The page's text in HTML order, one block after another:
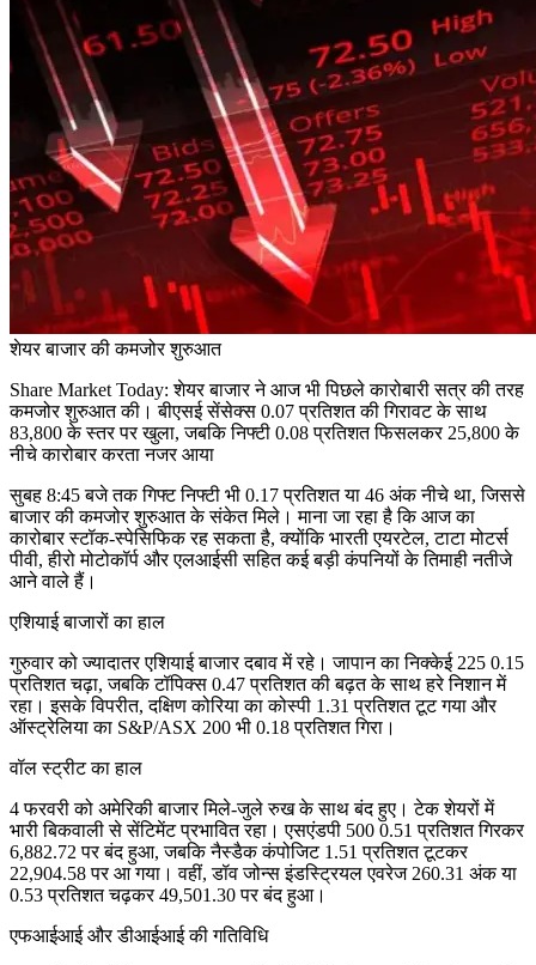
शेयर बाजार की कमजोर शुरुआत
Share Market Today: शेयर बाजार ने आज भी पिछले कारोबारी सत्र की तरह
कमजोर शुरुआत की। बीएसई सेंसेक्स 0.07 प्रतिशत की गिरावट के साथ
83,800 के स्तर पर खुला, जबकि निफ्टी 0.08 प्रतिशत फिसलकर 25,800 के
नीचे कारोबार करता नजर आया
सुबह 8:45 बजे तक गिफ्ट निफ्टी भी 0.17 प्रतिशत या 46 अंक नीचे था, जिससे
बाजार की कमजोर शुरुआत के संकेत मिले। माना जा रहा है कि आज का
कारोबार स्टॉक-स्पेसिफिक रह सकता है, क्योंकि भारती एयरटेल, टाटा मोटर्स
पीवी, हीरो मोटोकॉर्प और एलआईसी सहित कई बड़ी कंपनियों के तिमाही नतीजे
आने वाले हैं।
एशियाई बाजारों का हाल
गुरुवार को ज्यादातर एशियाई बाजार दबाव में रहे। जापान का निक्केई 225 0.15
प्रतिशत चढ़ा, जबकि टॉपिक्स 0.47 प्रतिशत की बढ़त के साथ हरे निशान में
रहा। इसके विपरीत, दक्षिण कोरिया का कोस्पी 1.31 प्रतिशत टूट गया और
ऑस्ट्रेलिया का S&P/ASX 200 भी 0.18 प्रतिशत गिरा।
वॉल स्ट्रीट का हाल
4 फरवरी को अमेरिकी बाजार मिले-जुले रुख के साथ बंद हुए। टेक शेयरों में
भारी बिकवाली से सेंटिमेंट प्रभावित रहा। एसएंडपी 500 0.51 प्रतिशत गिरकर
6,882.72 पर बंद हुआ, जबकि नैस्डैक कंपोजिट 1.51 प्रतिशत टूटकर
22,904.58 पर आ गया। वहीं, डॉव जोन्स इंडस्ट्रियल एवरेज 260.31 अंक या
0.53 प्रतिशत चढ़कर 49,501.30 पर बंद हुआ।
एफआईआई और डीआईआई की गतिविधि